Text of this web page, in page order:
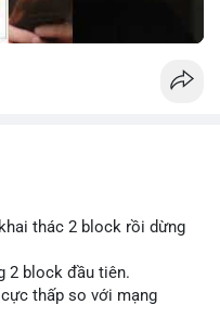
thác 2 block rồi dừng
2 block đầu tiên.
thấp so với mạng